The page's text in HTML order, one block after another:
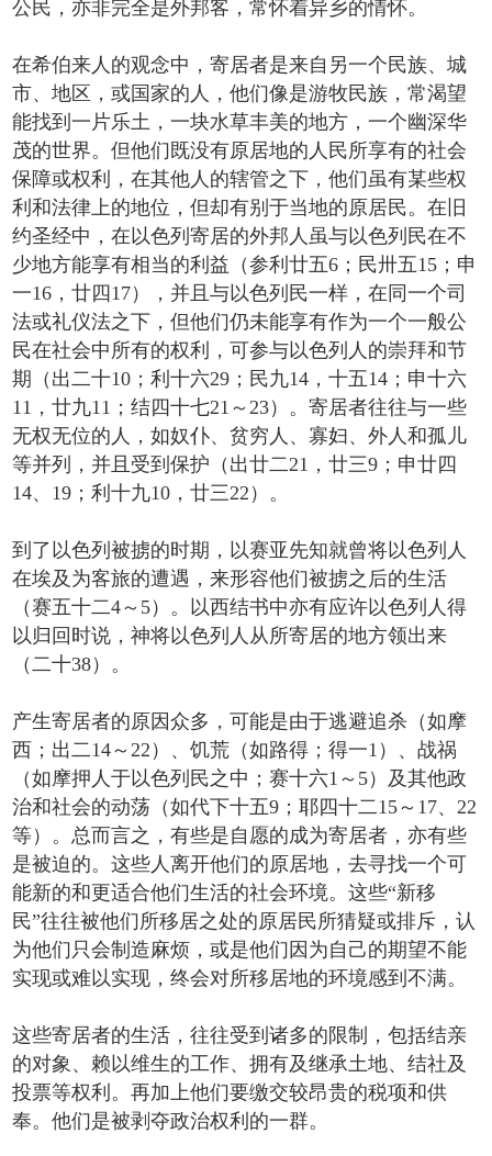
公民，亦非完全是外邦客，常怀着异乡的情怀。
在希伯来人的观念中，寄居者是来自另一个民族、城
市、地区，或国家的人，他们像是游牧民族，常渴望
能找到一片乐土，一块水草丰美的地方，一个幽深华
茂的世界。但他们既没有原居地的人民所享有的社会
保障或权利，在其他人的辖管之下，他们虽有某些权
利和法律上的地位，但却有别于当地的原居民。在旧
约圣经中，在以色列寄居的外邦人虽与以色列民在不
少地方能享有相当的利益（参利廿五6；民卅五15；申
一16，廿四17），并且与以色列民一样，在同一个司
法或礼仪法之下，但他们仍未能享有作为一个一般公
民在社会中所有的权利，可参与以色列人的崇拜和节
期（出二十10；利十六29；民九14，十五14；申十六
11，廿九11；结四十七21～23）。寄居者往往与一些
无权无位的人，如奴仆、贫穷人、寡妇、外人和孤儿
等并列，并且受到保护（出廿二21，廿三9；申廿四
14、19；利十九10，廿三22）。
到了以色列被掳的时期，以赛亚先知就曾将以色列人
在埃及为客旅的遭遇，来形容他们被掳之后的生活
（赛五十二4～5）。以西结书中亦有应许以色列人得
以归回时说，神将以色列人从所寄居的地方领出来
（二十38）。
产生寄居者的原因众多，可能是由于逃避追杀（如摩
西；出二14～22）、饥荒（如路得；得一1）、战祸
（如摩押人于以色列民之中；赛十六1～5）及其他政
治和社会的动荡（如代下十五9；耶四十二15～17、22
等）。总而言之，有些是自愿的成为寄居者，亦有些
是被迫的。这些人离开他们的原居地，去寻找一个可
能新的和更适合他们生活的社会环境。这些“新移
民”往往被他们所移居之处的原居民所猜疑或排斥，认
为他们只会制造麻烦，或是他们因为自己的期望不能
实现或难以实现，终会对所移居地的环境感到不满。
这些寄居者的生活，往往受到诸多的限制，包括结亲
的对象、赖以维生的工作、拥有及继承土地、结社及
投票等权利。再加上他们要缴交较昂贵的税项和供
奉。他们是被剥夺政治权利的一群。